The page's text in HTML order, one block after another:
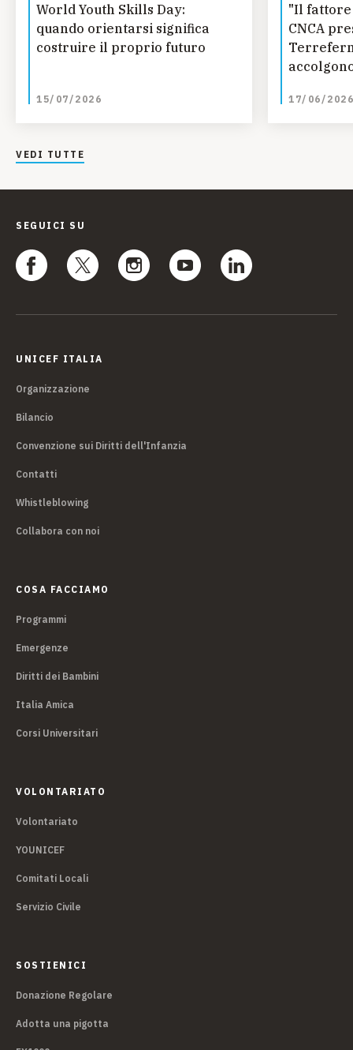
World Youth Skills Day:
quando orientarsi significa
costruire il proprio futuro
15/07/2026
"Il fattore
CNCA
17/06/2026
VEDI TUTTE
SEGUICI SU
UNICEF ITALIA
Organizzazione
Bilancio
Convenzione sui Diritti dell'Infanzia
Contatti
Whistleblowing
Collabora con noi
COSA FACCIAMO
Programmi
Emergenze
Diritti dei Bambini
Italia Amica
Corsi Universitari
VOLONTARIATO
Volontariato
YOUNICEF
Comitati Locali
Servizio Civile
SOSTIENICI
Donazione Regolare
Adotta una pigotta